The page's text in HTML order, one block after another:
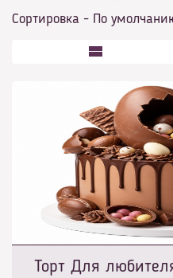
Сортировка - По
Торт Для